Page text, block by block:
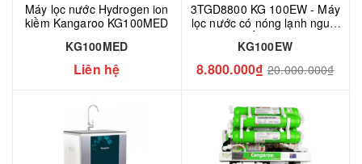
Máy lọc nước Hydrogen ion
kiềm Kangaroo KG100MED
KG100MED
Liên hệ
3TGD8800 KG 100EW - Máy
lọc nước có nóng lạnh nguội
ion kiềm - có tủ
KG100EW
8.800.000₫ 20.000.000₫